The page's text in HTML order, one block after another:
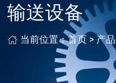
输送设备
当前位置：首页 > 产